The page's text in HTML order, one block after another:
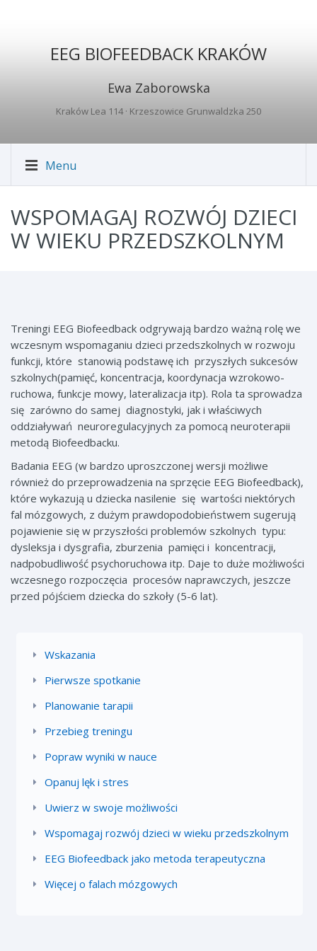
EEG BIOFEEDBACK KRAKÓW
Ewa Zaborowska
Kraków Lea 114· Krzeszowice Grunwaldzka 250
Menu
WSPOMAGAJ ROZWÓJ DZIECI
W WIEKU PRZEDSZKOLNYM
Treningi EEG Biofeedback odgrywają bardzo ważną rolę we
wczesnym wspomaganiu dzieci przedszkolnych w rozwoju
funkcji, które stanowią podstawę ich przyszłych sukcesów
szkolnych(pamięć, koncentracja, koordynacja wzrokowo-
ruchowa, funkcje mowy, lateralizacja itp). Rola ta sprowadza
się zarówno do samej diagnostyki, jak i właściwych
oddziaływań neuroregulacyjnych za pomocą neuroterapii
metodą Biofeedbacku.
Badania EEG (w bardzo uproszczonej wersji możliwe
również do przeprowadzenia na sprzęcie EEG Biofeedback),
które wykazują u dziecka nasilenie się wartości niektórych
fal mózgowych, z dużym prawdopodobieństwem sugerują
pojawienie się w przyszłości problemów szkolnych typu:
dysleksja i dysgrafia, zburzenia pamięci i koncentracji,
nadpobudliwość psychoruchowa itp. Daje to duże możliwości
wczesnego rozpoczęcia procesów naprawczych, jeszcze
przed pójściem dziecka do szkoły (5-6 lat).
Wskazania
Pierwsze spotkanie
Planowanie tarapii
Przebieg treningu
Popraw wyniki w nauce
Opanuj lęk i stres
Uwierz w swoje możliwości
Wspomagaj rozwój dzieci w wieku przedszkolnym
EEG Biofeedback jako metoda terapeutyczna
Więcej o falach mózgowych